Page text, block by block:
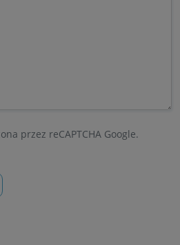
przez reCAPTCHA Google.